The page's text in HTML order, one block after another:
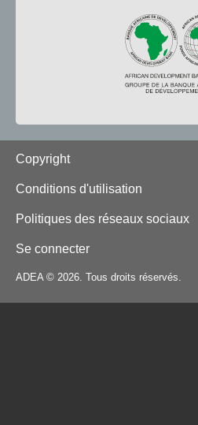
Footer
Copyright
Conditions d'utilisation
Politiques des réseaux sociaux
Se connecter
ADEA © 2026. Tous droits réservés.